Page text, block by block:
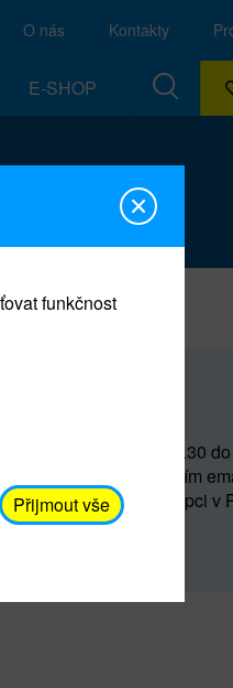
O nás Kontakty
E-SHOP
o 11 do 15 a od 15.30
domluvě (prostřednictvím
606 655 547) na recepci v
funkčnost
Přijmout vše